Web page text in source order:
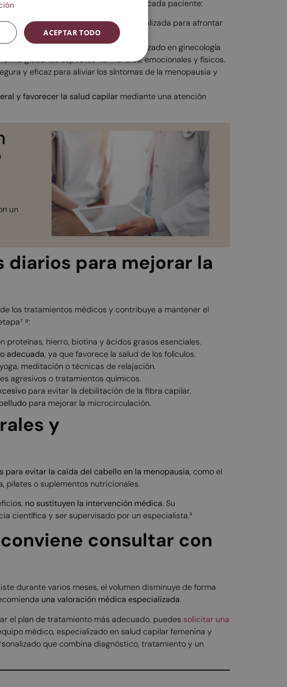
según las necesidades de cada paciente:
que ofrece apoyo y orientación personalizada para afrontar
, realizada por un ginecólogo especializado en ginecología
global los aspectos hormonales, emocionales y físicos.
y eficaz para aliviar los síntomas de la menopausia y
y favorecer la salud capilar mediante una atención
un
diarios para mejorar la
los tratamientos médicos y contribuye a mantener el
⁸:
proteínas, hierro, biotina y ácidos grasos esenciales.
adecuada, ya que favorece la salud de los folículos.
meditación o técnicas de relajación.
agresivos o tratamientos químicos.
para evitar la debilitación de la fibra capilar.
para mejorar la microcirculación.
y
para evitar la caída del cabello en la menopausia, como el
pilates o suplementos nutricionales.
no sustituyen la intervención médica. Su
científica y ser supervisado por un especialista.³
consultar con
durante varios meses, el volumen disminuye de forma
una valoración médica especializada.
el plan de tratamiento más adecuado, puedes solicitar una
médico, especializado en salud capilar femenina y
que combina diagnóstico, tratamiento y un
ESPAÑOL
ACEPTAR TODO